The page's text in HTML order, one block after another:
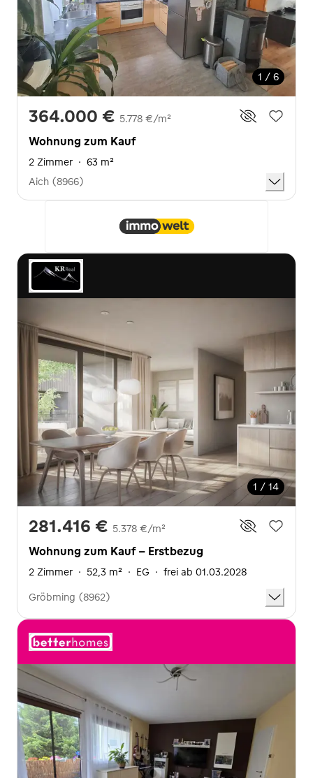
1 / 6
364.000 € 5.778 €/m²
Wohnung zum Kauf
2 Zimmer · 63 m²
Aich (8966)
1 / 14
281.416 € 5.378 €/m²
Wohnung zum Kauf - Erstbezug
2 Zimmer · 52,3 m² · EG · frei ab 01.03.2028
Gröbming (8962)